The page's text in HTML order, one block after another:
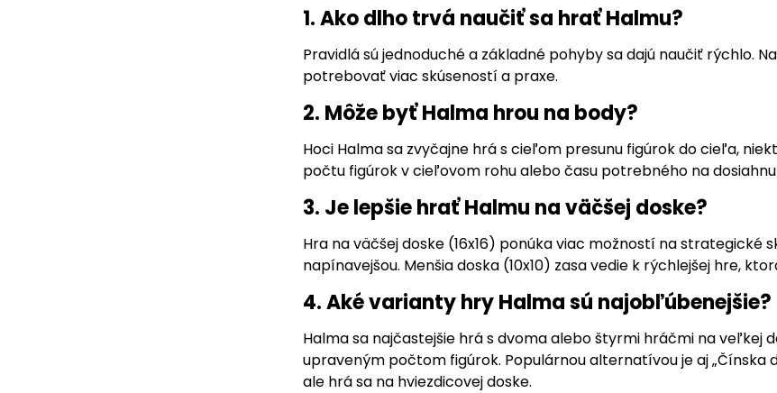
1. Ako dlho trvá naučiť sa hrať Halmu?
Pravidlá sú jednoduché a základné pohyby sa dajú naučiť rýchlo.
potrebovať viac skúseností a praxe.
2. Môže byť Halma hrou na body?
Hoci Halma sa zvyčajne hrá s cieľom presunu figúrok do cieľa,
počtu figúrok v cieľovom rohu alebo času potrebného na
3. Je lepšie hrať Halmu na väčšej doske?
Hra na väčšej doske (16x16) ponúka viac možností na
napínavejšou. Menšia doska (10x10) zasa vedie k rýchlejšej hre,
4. Aké varianty hry Halma sú najobľúbenejšie?
Halma sa najčastejšie hrá s dvoma alebo štyrmi hráčmi na veľkej
upraveným počtom figúrok. Populárnou alternatívou je aj
ale hrá sa na hviezdicovej doske.